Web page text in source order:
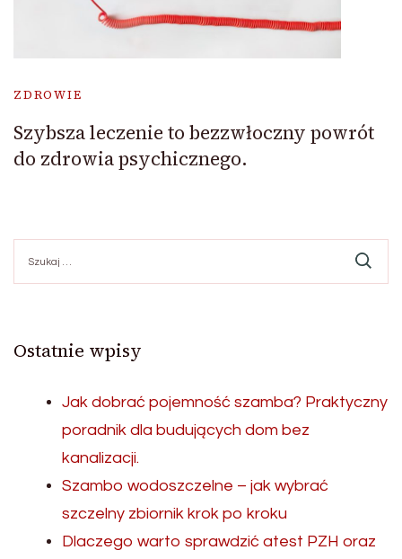
ZDROWIE
Szybsza leczenie to bezzwłoczny powrót
do zdrowia psychicznego.
Ostatnie wpisy
Jak dobrać pojemność szamba? Praktyczny
poradnik dla budujących dom bez
kanalizacji.
Szambo wodoszczelne – jak wybrać
szczelny zbiornik krok po kroku
Dlaczego warto sprawdzić atest PZH oraz